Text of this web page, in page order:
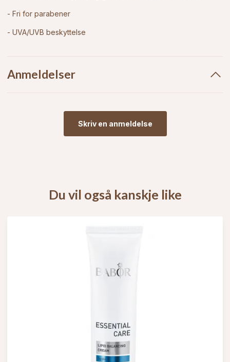
- Fri for parabener
- UVA/UVB beskyttelse
Anmeldelser
Skriv en anmeldelse
Du vil også kanskje like